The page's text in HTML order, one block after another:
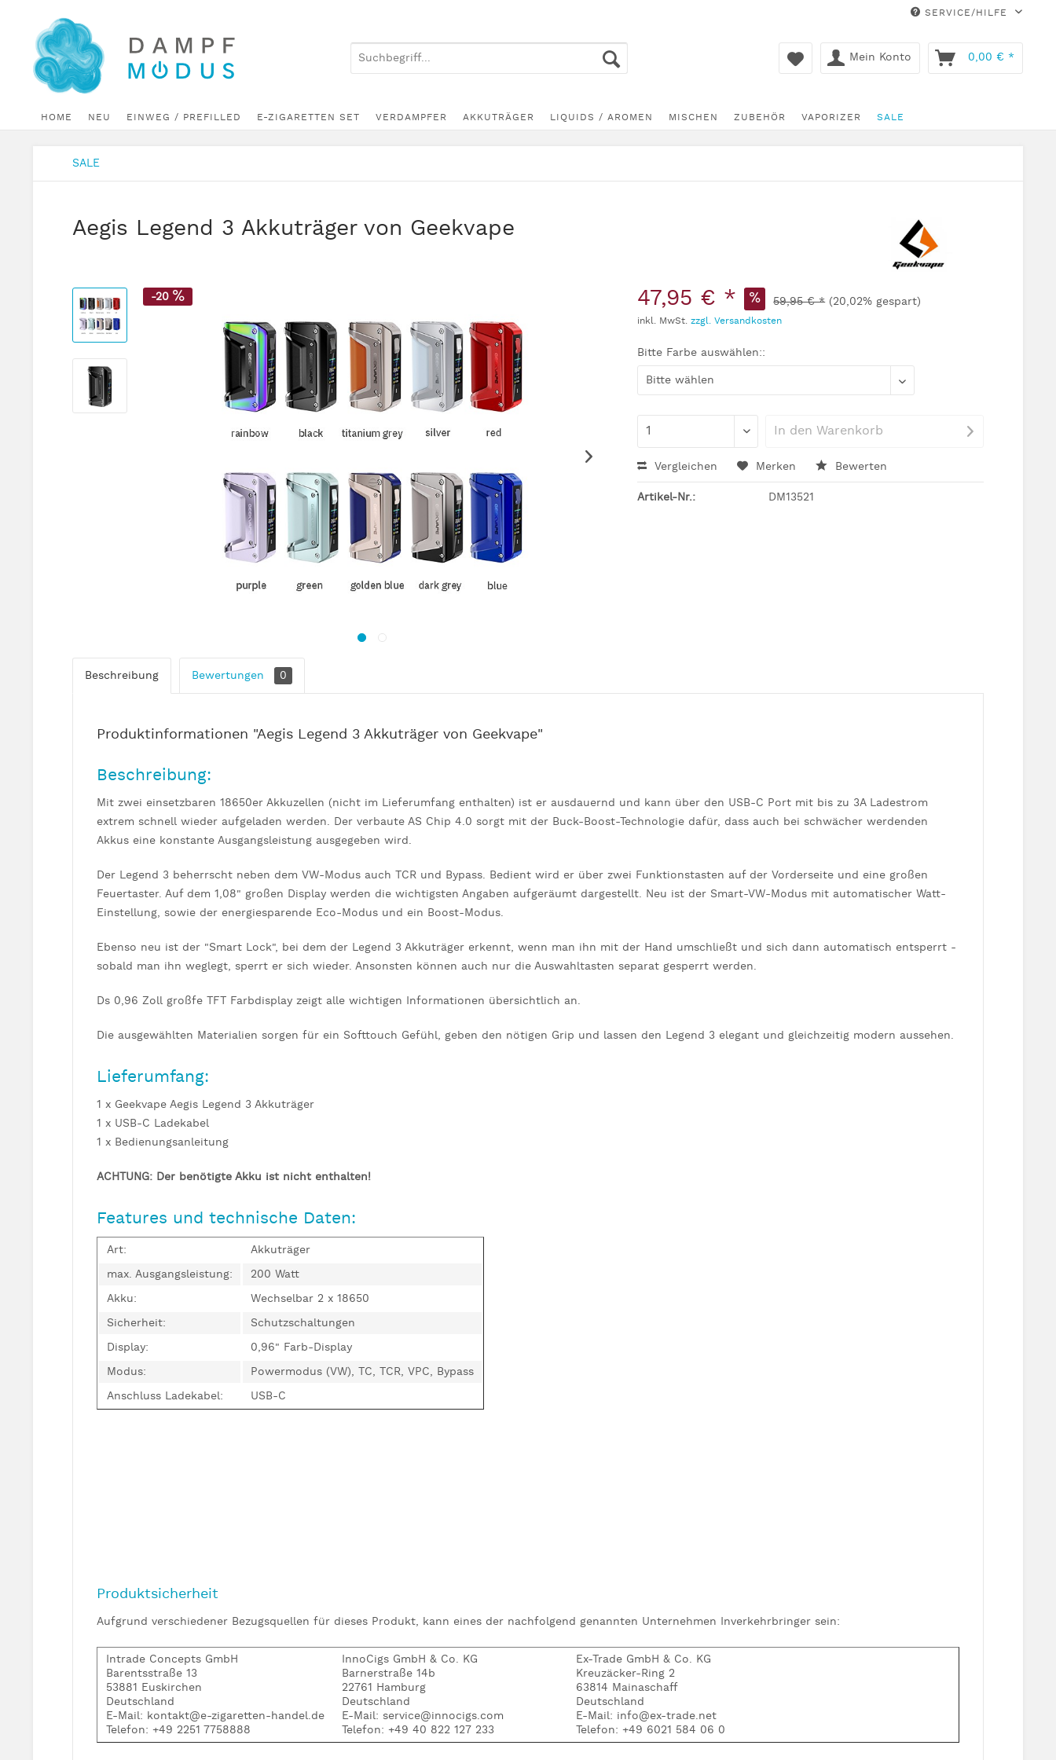
SERVICE/HILFE
Mein Konto 0,00 € *
HOME NEU EINWEG / PREFILLED E-ZIGARETTEN SET VERDAMPFER AKKUTRÄGER LIQUIDS / AROMEN MISCHEN ZUBEHÖR VAPORIZER SALE
SALE
Aegis Legend 3 Akkuträger von Geekvape
-20 47,95 € * 59,95 € * (20,02% gespart)
inkl. MwSt.zzgl. Versandkosten
Bitte Farbe auswählen::
In den Warenkorb
Vergleichen Merken Bewerten
Artikel-Nr.: DM13521
Beschreibung Bewertungen 0
Produktinformationen "Aegis Legend 3 Akkuträger von Geekvape"
Beschreibung:
Mit zwei einsetzbaren 18650er Akkuzellen (nicht im Lieferumfang enthalten) ist er ausdauernd und kann über den USB-C Port mit bis zu 3A Ladestrom
extrem schnell wieder aufgeladen werden. Der verbaute AS Chip 4.0 sorgt mit der Buck-Boost-Technologie dafür, dass auch bei schwächer werdenden
Akkus eine konstante Ausgangsleistung ausgegeben wird.
Der Legend 3 beherrscht neben dem VW-Modus auch TCR und Bypass. Bedient wird er über zwei Funktionstasten auf der Vorderseite und eine großen
Feuertaster. Auf dem 1,08" großen Display werden die wichtigsten Angaben aufgeräumt dargestellt. Neu ist der Smart-VW-Modus mit automatischer Watt-
Einstellung, sowie der energiesparende Eco-Modus und ein Boost-Modus.
Ebenso neu ist der "Smart Lock", bei dem der Legend 3 Akkuträger erkennt, wenn man ihn mit der Hand umschließt und sich dann automatisch entsperrt -
sobald man ihn weglegt, sperrt er sich wieder. Ansonsten können auch nur die Auswahltasten separat gesperrt werden.
Ds 0,96 Zoll großfe TFT Farbdisplay zeigt alle wichtigen Informationen übersichtlich an.
Die ausgewählten Materialien sorgen für ein Softtouch Gefühl, geben den nötigen Grip und lassen den Legend 3 elegant und gleichzeitig modern aussehen.
Lieferumfang:
1 x Geekvape Aegis Legend 3 Akkuträger
1 x USB-C Ladekabel
1 x Bedienungsanleitung
ACHTUNG: Der benötigte Akku ist nicht enthalten!
Features und technische Daten:
Art:
Akkuträger
max. Ausgangsleistung:
200 Watt
Akku:
Wechselbar 2 x 18650
Sicherheit:
Schutzschaltungen
Display:
0,96" Farb-Display
Modus:
Powermodus (VW), TC, TCR, VPC, Bypass
Anschluss Ladekabel:
USB-C
Produktsicherheit
Aufgrund verschiedener Bezugsquellen für dieses Produkt, kann eines der nachfolgend genannten Unternehmen Inverkehrbringer sein:
Intrade Concepts GmbH
Barentsstraße 13
53881 Euskirchen
Deutschland
E-Mail: kontakt@e-zigaretten-handel.de
Telefon: +49 2251 7758888
InnoCigs GmbH & Co. KG
Barnerstraße 14b
22761 Hamburg
Deutschland
E-Mail: service@innocigs.com
Telefon: +49 40 822 127 233
Ex-Trade GmbH & Co. KG
Kreuzäcker-Ring 2
63814 Mainaschaff
Deutschland
E-Mail: info@ex-trade.net
Telefon: +49 6021 584 06 0